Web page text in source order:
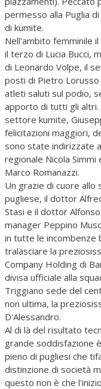
permesso alla Puglia
di kumite.
Nell'ambito femminile
il terzo di Lucia Bucci,
di Leonardo Volpe, il
posti di Pietro
atleti saluti sul podio,
apporto di tutti gli altri.
settore kumite,
felicitazioni maggiori,
sono state indirizzate
regionale Nicola
Marco Romanazzi.
Un grazie di cuore allo
pugliese, il dottor
Stasi e il dottor
manager Peppino
in tutte le incombenze
tralasciare la
Company Holding di
divisa ufficiale alla
Triggiano sede del
non ultima, la
D'Alessandro.
Al di là del risultato
grande soddisfazione
pieno di pugliesi che
distinzione di società
questo non è che